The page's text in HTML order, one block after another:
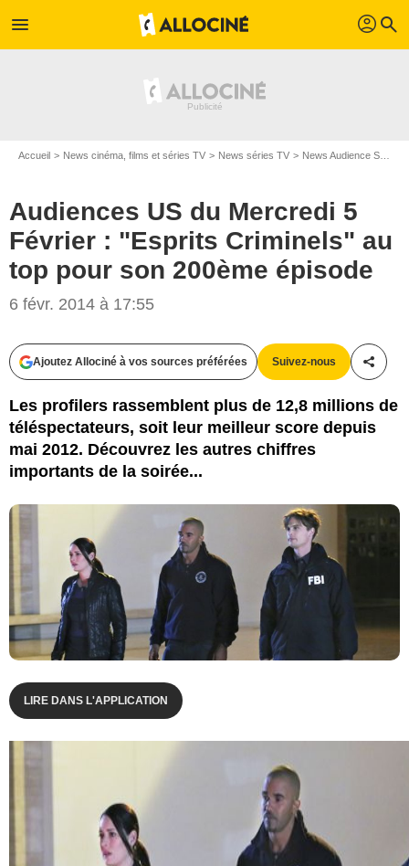
menu profil search
Accueil News cinéma, films et séries TV News séries TV News Audience Séries TV
Audiences US du Mercredi 5
Février : "Esprits Criminels" au
top pour son 200ème épisode
6 févr. 2014 à 17:55
Ajoutez Allociné à vos sources préférées Suivez-nous
Les profilers rassemblent plus de 12,8 millions de
téléspectateurs, soit leur meilleur score depuis
mai 2012. Découvrez les autres chiffres
importants de la soirée...
LIRE DANS L'APPLICATION